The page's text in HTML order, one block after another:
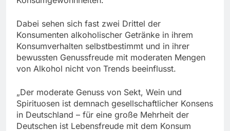
Dabei sehen sich fast zwei Drittel der
Konsumenten alkoholischer Getränke in ihrem
Konsumverhalten selbstbestimmt und in ihrer
bewussten Genussfreude mit moderaten Mengen
von Alkohol nicht von Trends beeinflusst.
„Der moderate Genuss von Sekt, Wein und
Spirituosen ist demnach gesellschaftlicher Konsens
in Deutschland – für eine große Mehrheit der
Deutschen ist Lebensfreude mit dem Konsum